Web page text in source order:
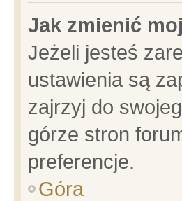
Jak zmienić
Jeżeli jesteś
ustawienia są
zajrzyj do
górze stron
preferencje.
Góra